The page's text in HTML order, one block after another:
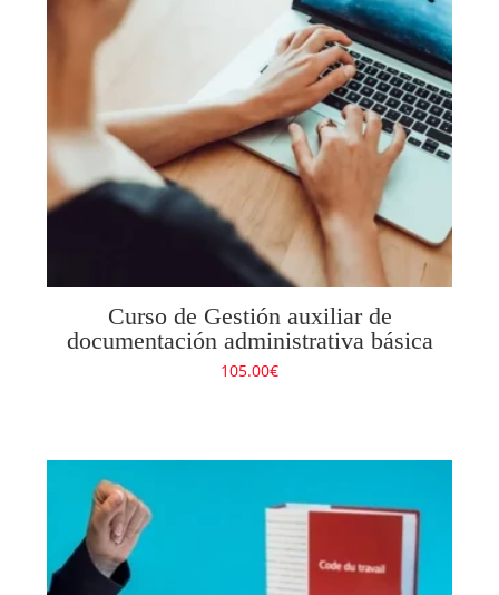
Curso de Gestión auxiliar de
documentación administrativa básica
105.00€